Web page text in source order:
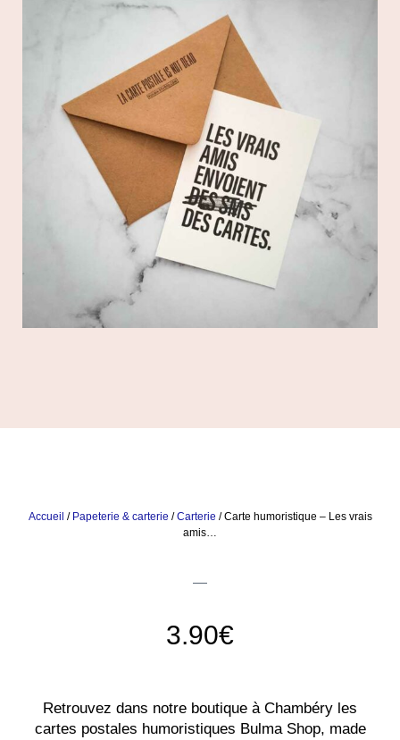
Accueil / Papeterie & carterie /Carterie / Carte humoristique – Les vrais
amis…
3.90€
Retrouvez dans notre boutique à Chambéry les
cartes postales humoristiques Bulma Shop, made